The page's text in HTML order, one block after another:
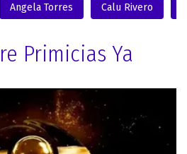
Angela Torres Calu Rivero
Primicias Ya